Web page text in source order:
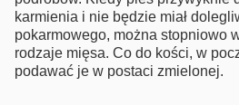
karmienia i nie będzie miał
pokarmowego, można stopniowo
rodzaje mięsa. Co do kości, w
podawać je w postaci zmielonej.